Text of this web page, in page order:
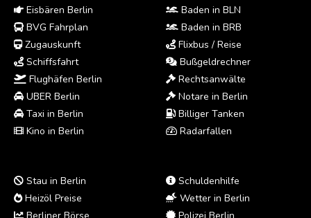
Eisbären Berlin
BVG Fahrplan
Zugauskunft
Schiffsfahrt
Flughäfen Berlin
UBER Berlin
Taxi in Berlin
Kino in Berlin
Baden in BLN
Baden in BRB
Flixbus / Reise
Bußgeldrechner
Rechtsanwälte
Notare in Berlin
Billiger Tanken
Radarfallen
Stau in Berlin
Heizöl Preise
Schuldenhilfe
Wetter in Berlin